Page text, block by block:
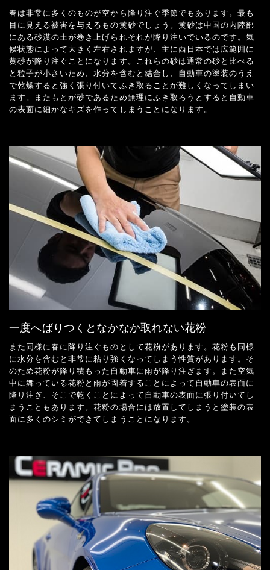
春は非常に多くのものが空から降り注ぐ季節でもあります。最も
目に見える被害を与えるもの黄砂でしょう。黄砂は中国の内陸部
にある砂漠の土が巻き上げられそれが降り注いでいるのです。気
候状態によって大きく左右されますが、主に西日本では広範囲に
黄砂が降り注ぐことになります。これらの砂は通常の砂と比べる
と粒子が小さいため、水分を含むと結合し、自動車の塗装のうえ
で乾燥すると強く張り付いてふき取ることが難しくなってしまい
ます。またもとが砂であるため無理にふき取ろうとすると自動車
の表面に細かなキズを作ってしまうことになります。
一度へばりつくとなかなか取れない花粉
また同様に春に降り注ぐものとして花粉があります。花粉も同様
に水分を含むと非常に粘り強くなってしまう性質があります。そ
のため花粉が降り積もった自動車に雨が降り注ぎます。また空気
中に舞っている花粉と雨が固着することによって自動車の表面に
降り注ぎ、そこで乾くことによって自動車の表面に張り付いてし
まうこともあります。花粉の場合には放置してしまうと塗装の表
面に多くのシミができてしまうことになります。